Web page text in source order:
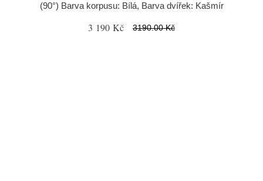
(90°) Barva korpusu: Bílá, Barva dvířek: Kašmír
3 190 Kč 3190.00 Kč